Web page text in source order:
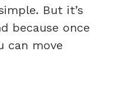
But it’s
because once
can move